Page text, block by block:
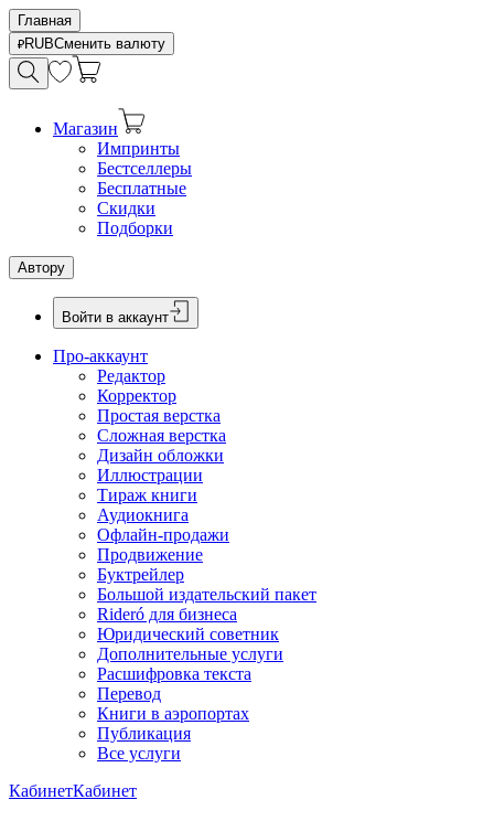
Главная
RUBСменить валюту
Магазин
Импринты
Бестселлеры
Бесплатные
Скидки
Подборки
Автору
Войти в аккаунт
Про-аккаунт
Редактор
Корректор
Простая верстка
Сложная верстка
Дизайн обложки
Иллюстрации
Тираж книги
Аудиокнига
Офлайн-продажи
Продвижение
Буктрейлер
Большой издательский пакет
Rideró для бизнеса
Юридический советник
Дополнительные услуги
Расшифровка текста
Перевод
Книги в аэропортах
Публикация
Все услуги
КабинетКабинет